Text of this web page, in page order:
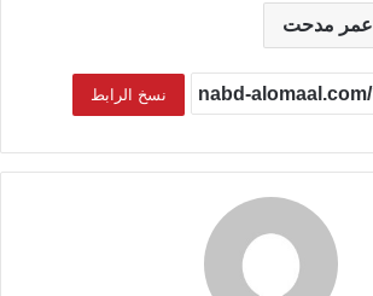
عمر مدحت
نسخ الرابط